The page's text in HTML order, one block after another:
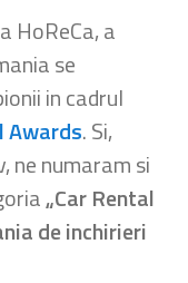
HoReCa, a
se
in cadrul
Awards. Si,
ne numaram si
„Car Rental
de inchirieri